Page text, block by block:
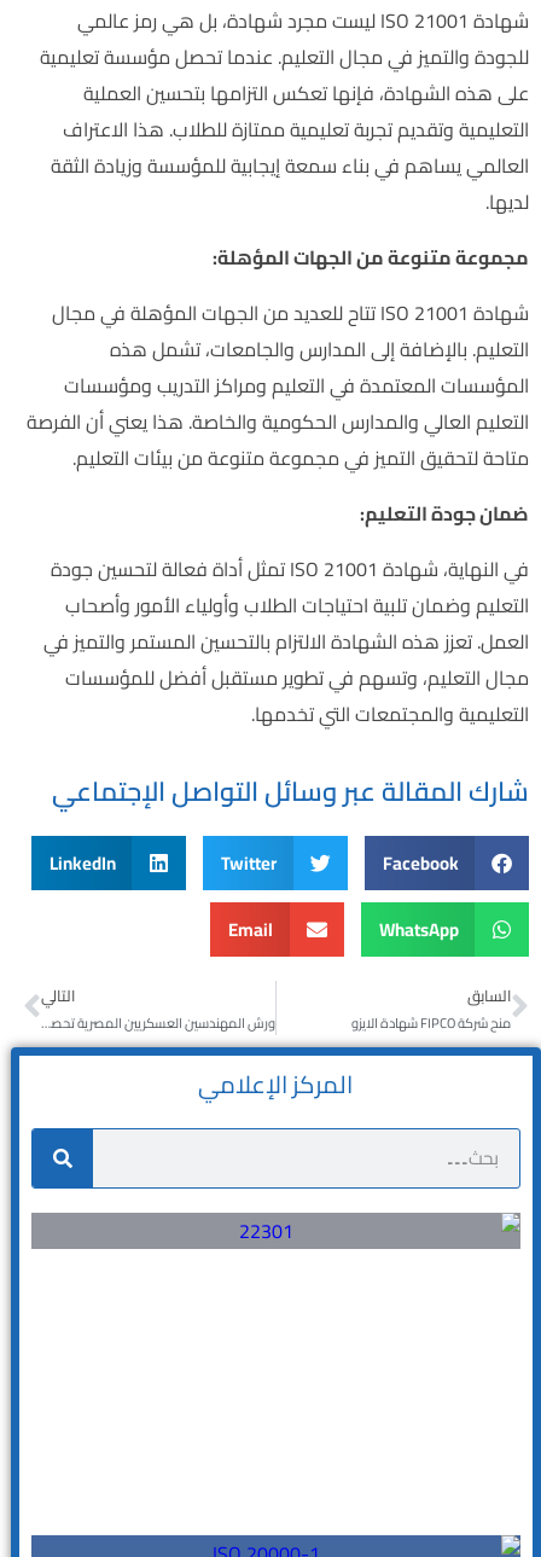
شهادة ISO 21001 ليست مجرد شهادة، بل هي رمز عالمي
للجودة والتميز في مجال التعليم. عندما تحصل مؤسسة تعليمية
على هذه الشهادة، فإنها تعكس التزامها بتحسين العملية
التعليمية وتقديم تجربة تعليمية ممتازة للطلاب. هذا الاعتراف
العالمي يساهم في بناء سمعة إيجابية للمؤسسة وزيادة الثقة
لديها.
مجموعة متنوعة من الجهات المؤهلة:
شهادة ISO 21001 تتاح للعديد من الجهات المؤهلة في مجال
التعليم. بالإضافة إلى المدارس والجامعات، تشمل هذه
المؤسسات المعتمدة في التعليم ومراكز التدريب ومؤسسات
التعليم العالي والمدارس الحكومية والخاصة. هذا يعني أن الفرصة
متاحة لتحقيق التميز في مجموعة متنوعة من بيئات التعليم.
ضمان جودة التعليم:
في النهاية، شهادة ISO 21001 تمثل أداة فعالة لتحسين جودة
التعليم وضمان تلبية احتياجات الطلاب وأولياء الأمور وأصحاب
العمل. تعزز هذه الشهادة الالتزام بالتحسين المستمر والتميز في
مجال التعليم، وتسهم في تطوير مستقبل أفضل للمؤسسات
التعليمية والمجتمعات التي تخدمها.
شارك المقالة عبر وسائل التواصل الإجتماعي
Facebook
Twitter
LinkedIn
WhatsApp
Email
السابق
منح شركة FIPCO شهادة الايزو
التالي
ورش المهندسين العسكريين المصرية تحصل على الايزو
المركز الإعلامي